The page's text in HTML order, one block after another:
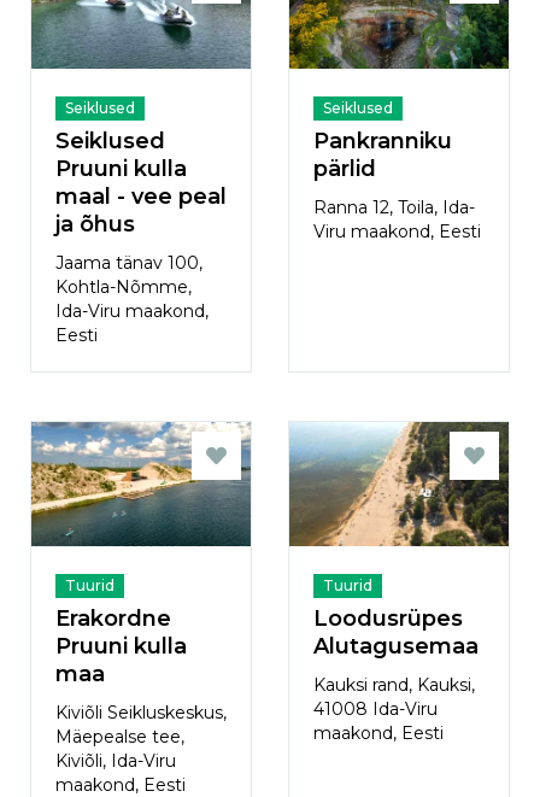
Seiklused
Seiklused
Pruuni kulla
maal - vee peal
ja õhus
Jaama tänav 100,
Kohtla-Nõmme,
Ida-Viru maakond,
Eesti
Seiklused
Pankranniku
pärlid
Ranna 12, Toila, Ida-
Viru maakond, Eesti
Tuurid
Erakordne
Pruuni kulla
maa
Kiviõli Seikluskeskus,
Mäepealse tee,
Kiviõli, Ida-Viru
maakond, Eesti
Tuurid
Loodusrüpes
Alutagusemaa
Kauksi rand, Kauksi,
41008 Ida-Viru
maakond, Eesti